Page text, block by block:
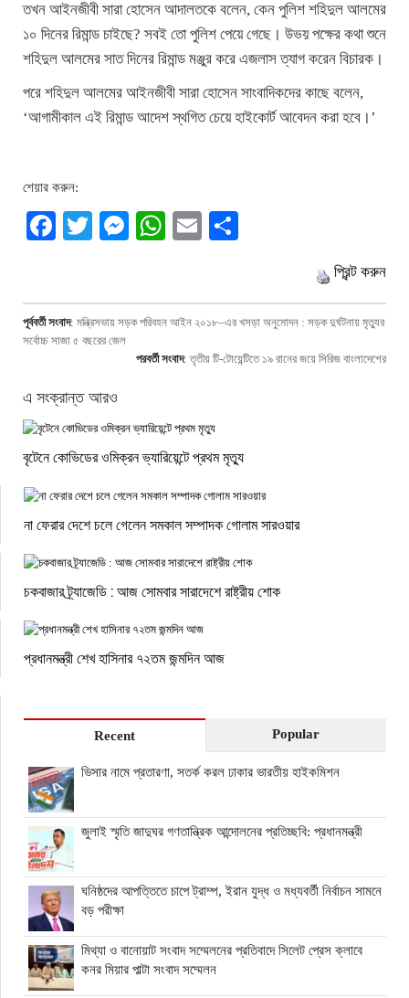
তখন আইনজীবী সারা হোসেন আদালতকে বলেন, কেন পুলিশ শহিদুল আলমের
১০ দিনের রিমান্ড চাইছে? সবই তো পুলিশ পেয়ে গেছে। উভয় পক্ষের কথা শুনে
শহিদুল আলমের সাত দিনের রিমান্ড মঞ্জুর করে এজলাস ত্যাগ করেন বিচারক।
পরে শহিদুল আলমের আইনজীবী সারা হোসেন সাংবাদিকদের কাছে বলেন,
‘আগামীকাল এই রিমান্ড আদেশ স্থগিত চেয়ে হাইকোর্ট আবেদন করা হবে।’
শেয়ার করুন:
Facebook
TwitterMessenger
WhatsApp
Email
প্রিন্ট করুন
পূর্ববর্তী সংবাদ: মন্ত্রিসভায় সড়ক পরিবহন আইন ২০১৮–এর খসড়া অনুমোদন : সড়ক দুর্ঘটনায় মৃত্যুর
সর্বোচ্চ সাজা ৫ বছরের জেল
পরবর্তী সংবাদ:তৃতীয় টি-টোয়েন্টিতে ১৯ রানের জয়ে সিরিজ বাংলাদেশের
এ সংক্রান্ত আরও
বৃটেনে কোভিডের ওমিক্রন ভ্যারিয়েন্টে প্রথম মৃত্যু
না ফেরার দেশে চলে গেলেন সমকাল সম্পাদক গোলাম সারওয়ার
চকবাজার ট্র্যাজেডি : আজ সোমবার সারাদেশে রাষ্ট্রীয় শোক
প্রধানমন্ত্রী শেখ হাসিনার ৭২তম জন্মদিন আজ
Recent Popular
ভিসার নামে প্রতারণা, সতর্ক করল ঢাকার ভারতীয় হাইকমিশন
জুলাই স্মৃতি জাদুঘর গণতান্ত্রিক আন্দোলনের প্রতিচ্ছবি: প্রধানমন্ত্রী
ঘনিষ্ঠদের আপত্তিতে চাপে ট্রাম্প, ইরান যুদ্ধ ও মধ্যবর্তী নির্বাচন সামনে
বড় পরীক্ষা
মিথ্যা ও বানোয়াট সংবাদ সম্মেলনের প্রতিবাদে সিলেট প্রেস ক্লাবে
কনর মিয়ার পাল্টা সংবাদ সম্মেলন